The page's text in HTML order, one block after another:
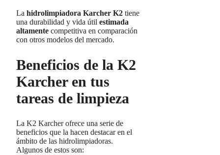
La hidrolimpiadora Karcher K2 tiene
una durabilidad y vida útil estimada
altamente competitiva en comparación
con otros modelos del mercado.
Beneficios de la K2
Karcher en tus
tareas de limpieza
La K2 Karcher ofrece una serie de
beneficios que la hacen destacar en el
ámbito de las hidrolimpiadoras.
Algunos de estos son: